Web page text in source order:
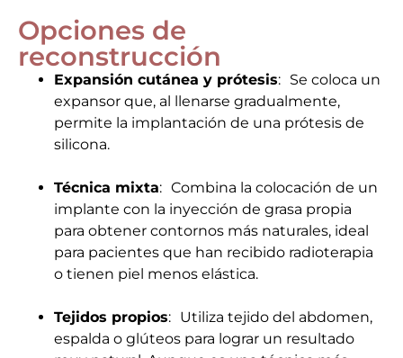
Opciones de
reconstrucción
Expansión cutánea y prótesis: Se coloca un
expansor que, al llenarse gradualmente,
permite la implantación de una prótesis de
silicona.
Técnica mixta: Combina la colocación de un
implante con la inyección de grasa propia
para obtener contornos más naturales, ideal
para pacientes que han recibido radioterapia
o tienen piel menos elástica.
Tejidos propios: Utiliza tejido del abdomen,
espalda o glúteos para lograr un resultado